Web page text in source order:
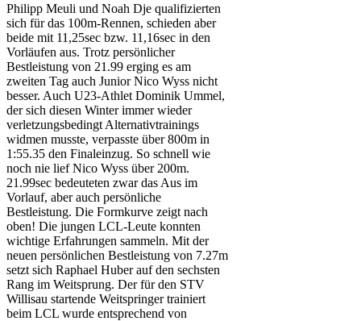
Philipp Meuli und Noah Dje qualifizierten
sich für das 100m-Rennen, schieden aber
beide mit 11,25sec bzw. 11,16sec in den
Vorläufen aus. Trotz persönlicher
Bestleistung von 21.99 erging es am
zweiten Tag auch Junior Nico Wyss nicht
besser. Auch U23-Athlet Dominik Ummel,
der sich diesen Winter immer wieder
verletzungsbedingt Alternativtrainings
widmen musste, verpasste über 800m in
1:55.35 den Finaleinzug. So schnell wie
noch nie lief Nico Wyss über 200m.
21.99sec bedeuteten zwar das Aus im
Vorlauf, aber auch persönliche
Bestleistung. Die Formkurve zeigt nach
oben! Die jungen LCL-Leute konnten
wichtige Erfahrungen sammeln. Mit der
neuen persönlichen Bestleistung von 7.27m
setzt sich Raphael Huber auf den sechsten
Rang im Weitsprung. Der für den STV
Willisau startende Weitspringer trainiert
beim LCL wurde entsprechend von